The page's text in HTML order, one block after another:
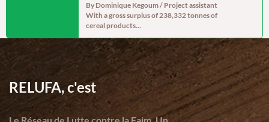
By Dominique Kegoum / Project assistant
With a gross surplus of 238,332 tonnes of
cereal products...
RELUFA, c'est